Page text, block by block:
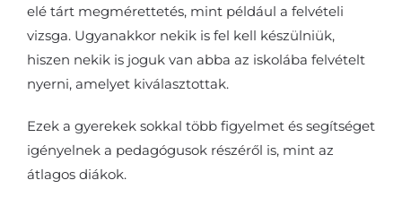
elé tárt megmérettetés, mint például a felvételi
vizsga. Ugyanakkor nekik is fel kell készülniük,
hiszen nekik is joguk van abba az iskolába felvételt
nyerni, amelyet kiválasztottak.
Ezek a gyerekek sokkal több figyelmet és segítséget
igényelnek a pedagógusok részéről is, mint az
átlagos diákok.